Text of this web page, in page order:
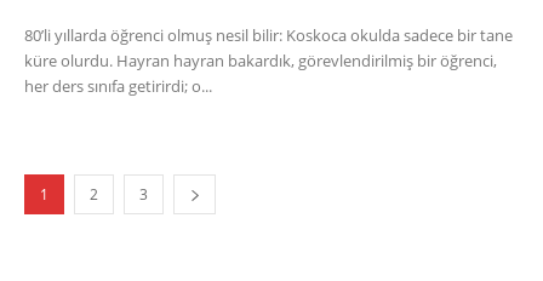
80’li yıllarda öğrenci olmuş nesil bilir: Koskoca okulda sadece bir tane
küre olurdu. Hayran hayran bakardık, görevlendirilmiş bir öğrenci,
her ders sınıfa getirirdi; o...
1 2 3